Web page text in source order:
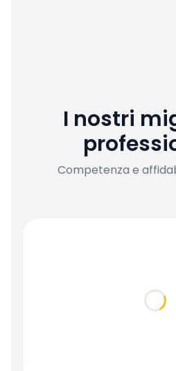
I nostri
Competenza e